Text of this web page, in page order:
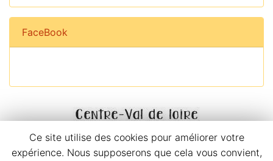
FaceBook
Ce site utilise des cookies pour améliorer votre
expérience. Nous supposerons que cela vous convient,